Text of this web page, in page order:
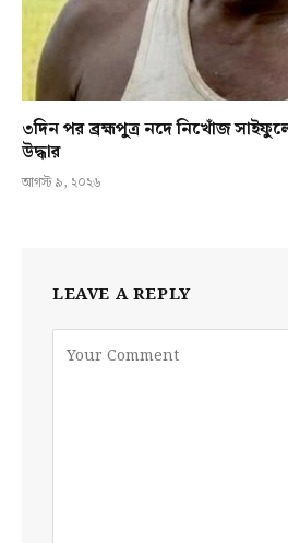
৩দিন পর ব্রহ্মপুত্র নদে নিখোঁজ
উদ্ধার
আগস্ট ৯, ২০২৬
LEAVE A REPLY